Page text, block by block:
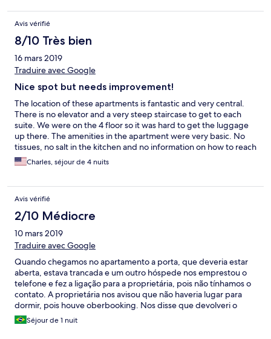
Avis vérifié
8/10 Très bien
16 mars 2019
Traduire avec Google
Nice spot but needs improvement!
The location of these apartments is fantastic and very central.
There is no elevator and a very steep staircase to get to each
suite. We were on the 4 floor so it was hard to get the luggage
up there. The amenities in the apartment were very basic. No
tissues, no salt in the kitchen and no information on how to reach
the owners. No information on local establishments or
restaurants, markets, etc. This was not helpful! They need to
Charles, séjour de 4 nuits
Avis vérifié
2/10 Médiocre
10 mars 2019
Traduire avec Google
Quando chegamos no apartamento a porta, que deveria estar
aberta, estava trancada e um outro hóspede nos emprestou o
telefone e fez a ligação para a proprietária, pois não tínhamos o
contato. A proprietária nos avisou que não haveria lugar para
dormir, pois houve oberbooking. Nos disse que devolveri o
dinheiro, mas não nos relocou. Tivemos que procurar outro
lugar para passar a noite de aniversário de casamento. Foi
Séjour de 1 nuit